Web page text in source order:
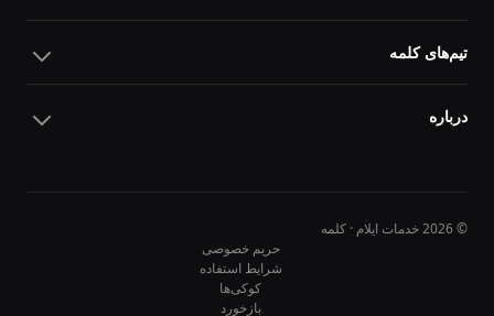
تیم‌های کلمه
درباره
© 2026 خدمات ایلام · کلمه
حریم خصوصی
شرایط استفاده
کوکی‌ها
بازخورد
10